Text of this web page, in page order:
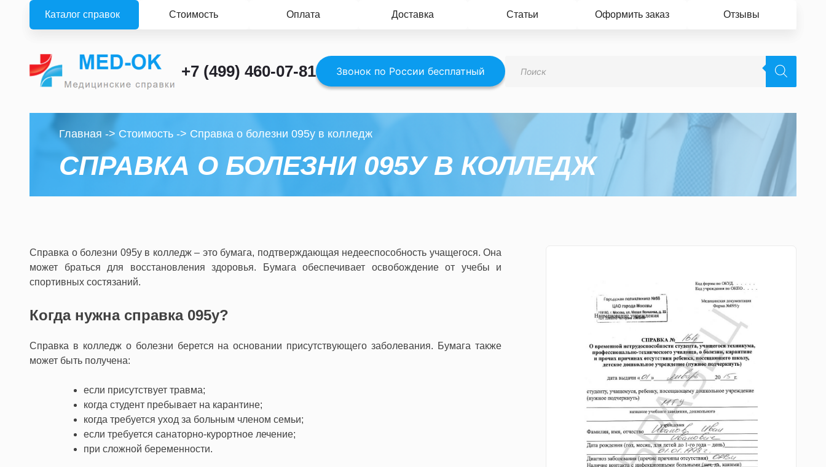
Каталог справок Стоимость Оплата Доставка Статьи Оформить заказ Отзывы
+7 (499) 460-07-81 Звонок по России бесплатный
товаров
Главная -> Стоимость -> Справка о болезни 095у в колледж
СПРАВКА О БОЛЕЗНИ 095У В КОЛЛЕДЖ
Справка о болезни 095у в колледж – это бумага, подтверждающая недееспособность учащегося. Она
может браться для восстановления здоровья. Бумага обеспечивает освобождение от учебы и
спортивных состязаний.
Когда нужна справка 095у?
Справка в колледж о болезни берется на основании присутствующего заболевания. Бумага также
может быть получена:
если присутствует травма;
когда студент пребывает на карантине;
когда требуется уход за больным членом семьи;
если требуется санаторно-курортное лечение;
при сложной беременности.